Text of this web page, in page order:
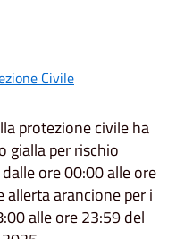
Civile
protezione civile ha
gialla per rischio
ore 00:00 alle ore
arancione per i
alle ore 23:59 del